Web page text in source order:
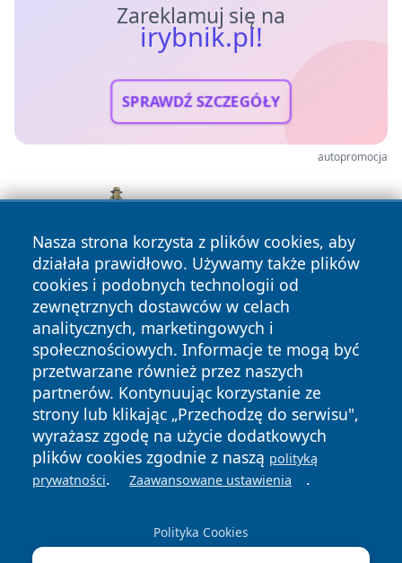
Zareklamuj się na
irybnik.pl!
SPRAWDŹ SZCZEGÓŁY
autopromocja
Nasza strona korzysta z plików cookies, aby
działała prawidłowo. Używamy także plików
cookies i podobnych technologii od
zewnętrznych dostawców w celach
analitycznych, marketingowych i
społecznościowych. Informacje te mogą być
przetwarzane również przez naszych
partnerów. Kontynuując korzystanie ze
strony lub klikając „Przechodzę do serwisu",
wyrażasz zgodę na użycie dodatkowych
plików cookies zgodnie z naszą polityką
prywatności. Zaawansowane ustawienia .
Polityka Cookies
Copyright © 2026 irybnik.pl Wszystkie prawa zastrzeżone.
News Autorzy
Polityka
Prywatności
Polityka
Cookies